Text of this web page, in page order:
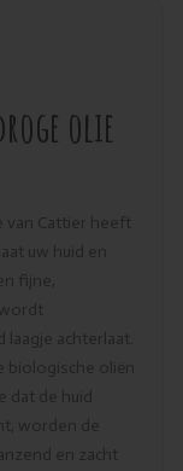
olie
van Cattier heeft
uw huid en
fijne,
achterlaat.
biologische oliën
dat de huid
worden de
en zacht